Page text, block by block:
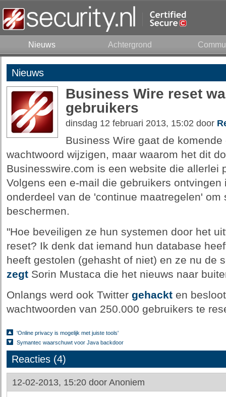
Nieuws Achtergrond
Nieuws
Business Wire reset
gebruikers
dinsdag 12 februari 2013, 15:02 door
Business Wire gaat de
wachtwoord wijzigen, maar waarom het dit
Businesswire.com is een website die allerlei
Volgens een e-mail die gebruikers ontvingen
onderdeel van de 'continue maatregelen'
beschermen.
"Hoe beveiligen ze hun systemen door het
reset? Ik denk dat iemand hun database
heeft gestolen (gehasht of niet) en ze nu de
zegtSorin Mustaca die het nieuws naar
Onlangs werd ook Twitter gehackten
wachtwoorden van 250.000 gebruikers te
'Online privacy is mogelijk met juiste tools'
Symantec waarschuwt voor Java backdoor
Reacties (4)
12-02-2013, 15:20 door Anoniem